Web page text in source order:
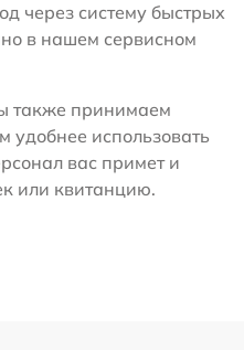
через систему быстрых
в нашем сервисном
также принимаем
удобнее использовать
вас примет и
или квитанцию.